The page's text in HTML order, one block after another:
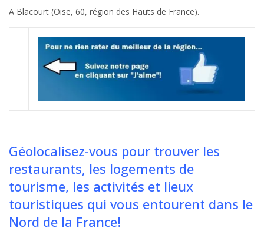
A Blacourt (Oise, 60, région des Hauts de France).
Géolocalisez-vous pour trouver les
restaurants, les logements de
tourisme, les activités et lieux
touristiques qui vous entourent dans le
Nord de la France!